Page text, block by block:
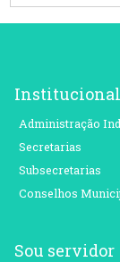
Institucional
Administração
Secretarias
Subsecretarias
Conselhos
Sou servidor